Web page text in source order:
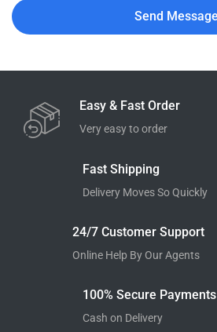
Easy & Fast Order
Very easy to order
Fast Shipping
Delivery Moves So Quickly
24/7 Customer Support
Online Help By Our Agents
100% Secure Payments
Cash on Delivery